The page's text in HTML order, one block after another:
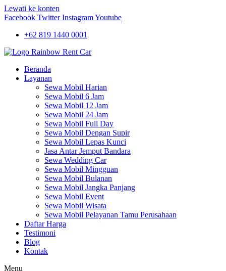
Lewati ke konten
Facebook Twitter InstagramYoutube
+62 819 1440 0001
Beranda
Layanan
Sewa Mobil Harian
Sewa Mobil 6 Jam
Sewa Mobil 12 Jam
Sewa Mobil 24 Jam
Sewa Mobil Full Day
Sewa Mobil Dengan Supir
Sewa Mobil Lepas Kunci
Jasa Antar Jemput Bandara
Sewa Wedding Car
Sewa Mobil Mingguan
Sewa Mobil Bulanan
Sewa Mobil Jangka Panjang
Sewa Mobil Event
Sewa Mobil Wisata
Sewa Mobil Pelayanan Tamu Perusahaan
Daftar Harga
Testimoni
Blog
Kontak
Menu